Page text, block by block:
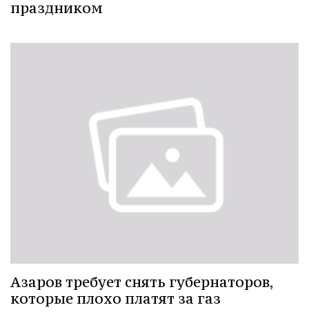
праздником
Азаров требует снять губернаторов,
которые плохо платят за газ